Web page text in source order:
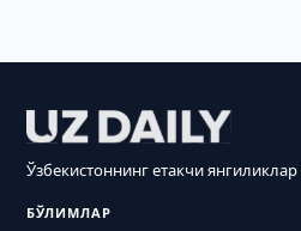
Ўзбекистоннинг етакчи
БЎЛИМЛАР